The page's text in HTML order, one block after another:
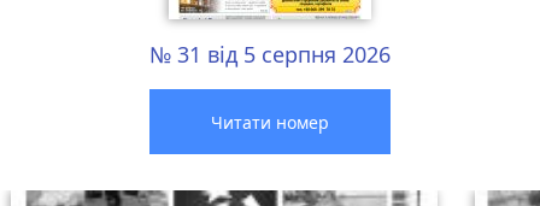
№ 31 від 5 серпня 2026
Читати номер